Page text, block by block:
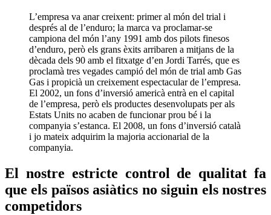
L’empresa va anar creixent: primer al món del trial i
després al de l’enduro; la marca va proclamar-se
campiona del món l’any 1991 amb dos pilots finesos
d’enduro, però els grans èxits arribaren a mitjans de la
dècada dels 90 amb el fitxatge d’en Jordi Tarrés, que es
proclamà tres vegades campió del món de trial amb Gas
Gas i propicià un creixement espectacular de l’empresa.
El 2002, un fons d’inversió americà entrà en el capital
de l’empresa, però els productes desenvolupats per als
Estats Units no acaben de funcionar prou bé i la
companyia s’estanca. El 2008, un fons d’inversió català
i jo mateix adquirim la majoria accionarial de la
companyia.
El nostre estricte control de qualitat fa
que els països asiàtics no siguin els nostres
competidors